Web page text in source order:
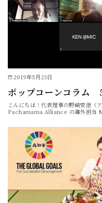
2019年5月23日
ポップコーンコラム
こんにちは！代表理事の野崎安澄（
Pachamama Alliance の海外担当